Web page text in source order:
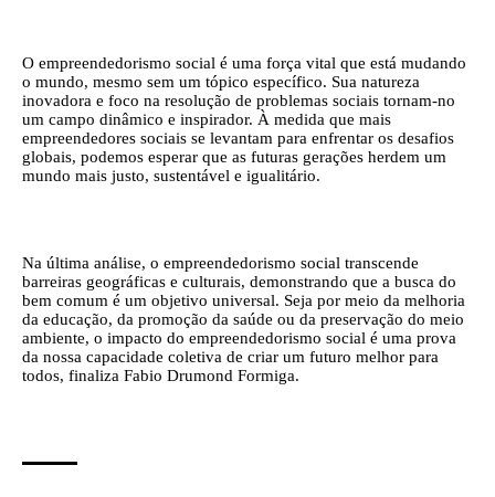
O empreendedorismo social é uma força vital que está mudando
o mundo, mesmo sem um tópico específico. Sua natureza
inovadora e foco na resolução de problemas sociais tornam-no
um campo dinâmico e inspirador. À medida que mais
empreendedores sociais se levantam para enfrentar os desafios
globais, podemos esperar que as futuras gerações herdem um
mundo mais justo, sustentável e igualitário.
Na última análise, o empreendedorismo social transcende
barreiras geográficas e culturais, demonstrando que a busca do
bem comum é um objetivo universal. Seja por meio da melhoria
da educação, da promoção da saúde ou da preservação do meio
ambiente, o impacto do empreendedorismo social é uma prova
da nossa capacidade coletiva de criar um futuro melhor para
todos, finaliza Fabio Drumond Formiga.